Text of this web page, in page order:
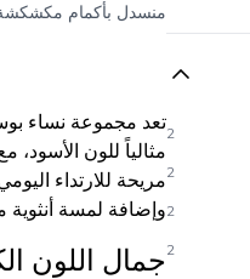
2
2
2
2
منسدل بأكمام
تعد مجموعة نساء
مثالياً للون
مريحة للارتداء
وإضافة لمسة أنثوية
جمال اللون